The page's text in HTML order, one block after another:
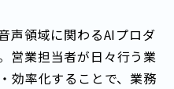
声領域に関わるAIプロダ
営業担当者が日々行う業
効率化することで、業務